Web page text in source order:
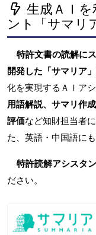
生成ＡＩ
ント「サマリ
特許文書の読解に
開発した「サマリア」
化を実現するＡＩア
用語解説、サマリ作
評価など知財担当者
た、英語・中国語に
特許読解アシスタ
ださい。